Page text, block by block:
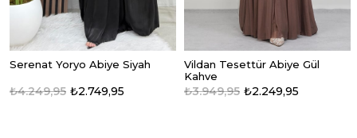
Serenat Yoryo Abiye Siyah
₺2.749,95
₺4.249,95
Vildan Tesettür Abiye Gül
Kahve
₺2.249,95
₺3.949,95